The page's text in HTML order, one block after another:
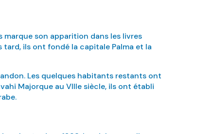
marque son apparition dans les livres
tard, ils ont fondé la capitale Palma et la
Les quelques habitants restants ont
Majorque au VIIIe siècle, ils ont établi